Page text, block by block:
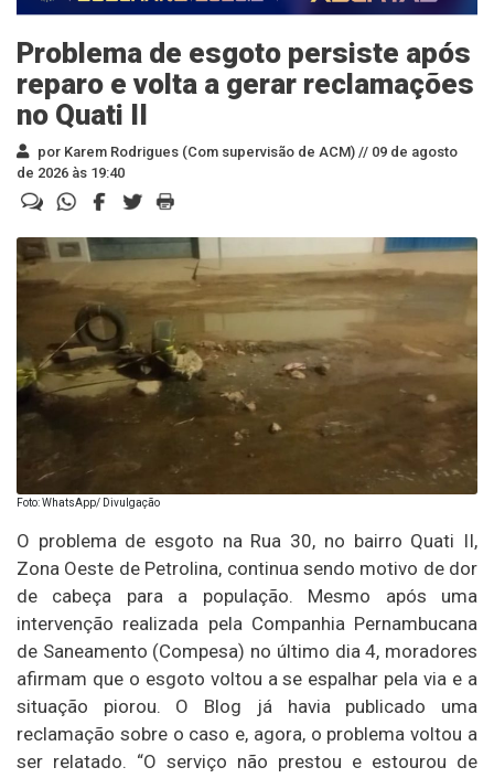
Problema de esgoto persiste após
reparo e volta a gerar reclamações
no Quati II
por Karem Rodrigues (Com supervisão de ACM) // 09 de agosto
de 2026 às 19:40
Foto: WhatsApp/ Divulgação
O problema de esgoto na Rua 30, no bairro Quati II,
Zona Oeste de Petrolina, continua sendo motivo de dor
de cabeça para a população. Mesmo após uma
intervenção realizada pela Companhia Pernambucana
de Saneamento (Compesa) no último dia 4, moradores
afirmam que o esgoto voltou a se espalhar pela via e a
situação piorou. O Blog já havia publicado uma
reclamação sobre o caso e, agora, o problema voltou a
ser relatado. “O serviço não prestou e estourou de